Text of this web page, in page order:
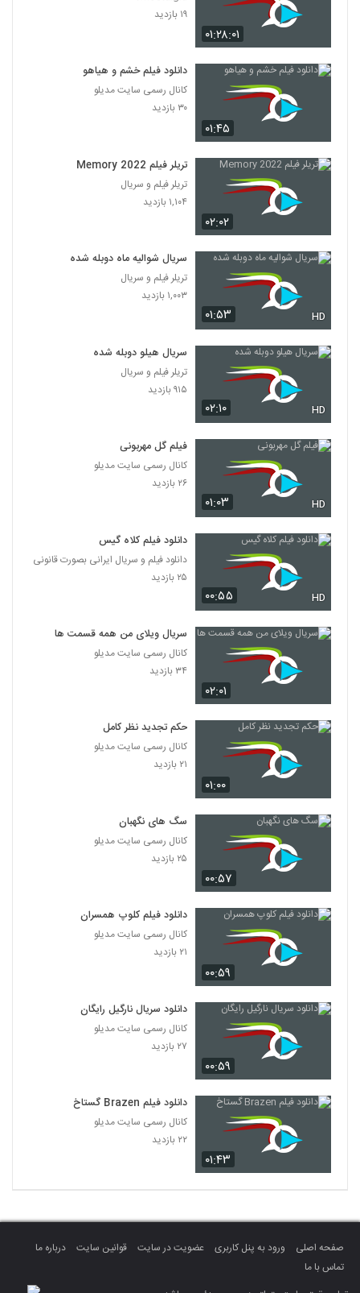
۰۱:۲۸:۰۱
۱۹ بازدید
۰۱:۴۵
دانلود فیلم خشم و هیاهو
کانال رسمی سایت مدیلو
۳۰ بازدید
۰۲:۰۲
تریلر فیلم Memory 2022
تریلر فیلم و سریال
۱,۱۰۴ بازدید
۰۱:۵۳ HD
سریال شوالیه ماه دوبله شده
تریلر فیلم و سریال
۱,۰۰۳ بازدید
۰۲:۱۰ HD
سریال هیلو دوبله شده
تریلر فیلم و سریال
۹۱۵ بازدید
۰۱:۰۳ HD
فیلم گل مهربونی
کانال رسمی سایت مدیلو
۲۶ بازدید
۰۰:۵۵ HD
دانلود فیلم کلاه گیس
دانلود فیلم و سریال ایرانی بصورت قانونی
۲۵ بازدید
۰۲:۰۱
سریال ویلای من همه قسمت ها
کانال رسمی سایت مدیلو
۳۴ بازدید
۰۱:۰۰
حکم تجدید نظر کامل
کانال رسمی سایت مدیلو
۲۱ بازدید
۰۰:۵۷
سگ های نگهبان
کانال رسمی سایت مدیلو
۲۵ بازدید
۰۰:۵۹
دانلود فیلم کلوپ همسران
کانال رسمی سایت مدیلو
۲۱ بازدید
۰۰:۵۹
دانلود سریال نارگیل رایگان
کانال رسمی سایت مدیلو
۲۷ بازدید
۰۱:۴۳
دانلود فیلم Brazen گستاخ
کانال رسمی سایت مدیلو
۲۲ بازدید
صفحه اصلی ورود به پنل کاربری عضویت در سایت قوانین سایت
درباره ما
تماس با ما